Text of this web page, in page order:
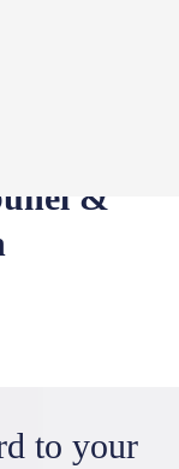
&
to your